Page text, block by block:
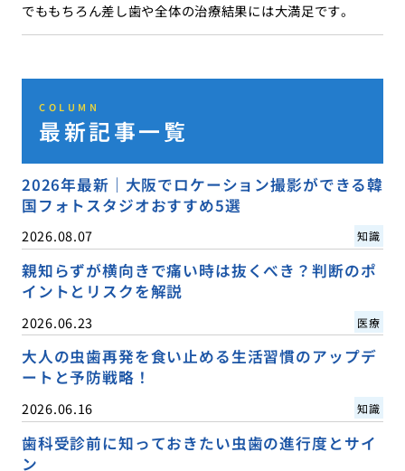
でももちろん差し歯や全体の治療結果には大満足です。
COLUMN
最新記事一覧
2026年最新｜大阪でロケーション撮影ができる韓
国フォトスタジオおすすめ5選
2026.08.07 知識
親知らずが横向きで痛い時は抜くべき？判断のポ
イントとリスクを解説
2026.06.23 医療
大人の虫歯再発を食い止める生活習慣のアップデ
ートと予防戦略！
2026.06.16 知識
歯科受診前に知っておきたい虫歯の進行度とサイ
ン